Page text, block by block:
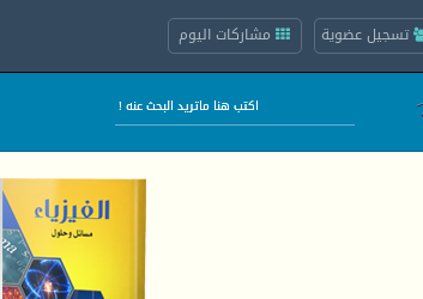
تسجيل عضوية مشاركات اليوم